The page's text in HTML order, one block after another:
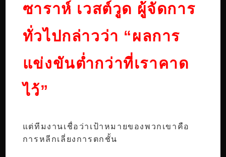
ซาราห์ เวสต์วูด ผู้จัดการ
ทั่วไปกล่าวว่า “ผลการ
แข่งขันต่ำกว่าที่เราคาด
ไว้”
แต่ทีมงานเชื่อว่าเป้าหมายของพวกเขาคือ
การหลีกเลี่ยงการตกชั้น